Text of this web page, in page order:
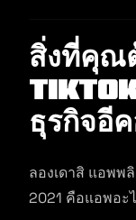
สิ่งที่คุณ
ธุรกิจอี
ลองเดาสิ แอพพ
2021 คือแอพอะ